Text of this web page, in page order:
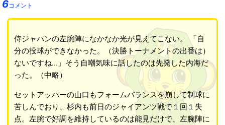
6コメント
侍ジャパンの左腕陣になかなか光が見えてこない。 「自
分の投球ができなかった。（決勝トーナメントの出番は）
ないですね…」そう自嘲気味に話したのは先発した内海だ
った。（中略）
セットアッパーの山口もフォームバランスを崩して制球に
苦しんでおり、杉内も前日のジャイアンツ戦で１回１失
点。左腕で好調を維持しているのは能見だけで、左腕陣に